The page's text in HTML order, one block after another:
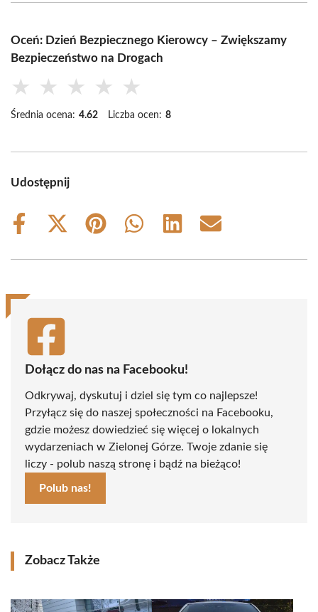
Oceń: Dzień Bezpiecznego Kierowcy – Zwiększamy
Bezpieczeństwo na Drogach
★ ★ ★ ★ ★
Średnia ocena: 4.62 Liczba ocen: 8
Udostępnij
Share
Share
(Twitter)
Share
Share
Share
Share
Dołącz do nas na Facebooku!
Odkrywaj, dyskutuj i dziel się tym co najlepsze!
Przyłącz się do naszej społeczności na Facebooku,
gdzie możesz dowiedzieć się więcej o lokalnych
wydarzeniach w Zielonej Górze. Twoje zdanie się
liczy - polub naszą stronę i bądź na bieżąco!
Polub nas!
Zobacz Także